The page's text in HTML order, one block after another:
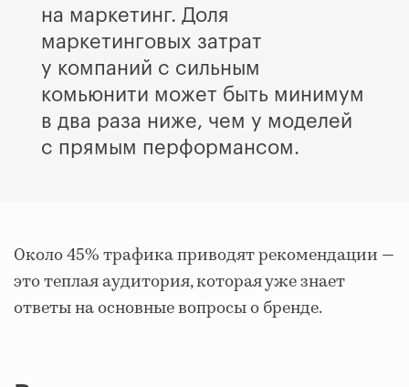
на маркетинг. Доля
маркетинговых затрат
у компаний с сильным
комьюнити может быть минимум
в два раза ниже, чем у моделей
с прямым перформансом.
Около 45% трафика приводят рекомендации —
это теплая аудитория, которая уже знает
ответы на основные вопросы о бренде.